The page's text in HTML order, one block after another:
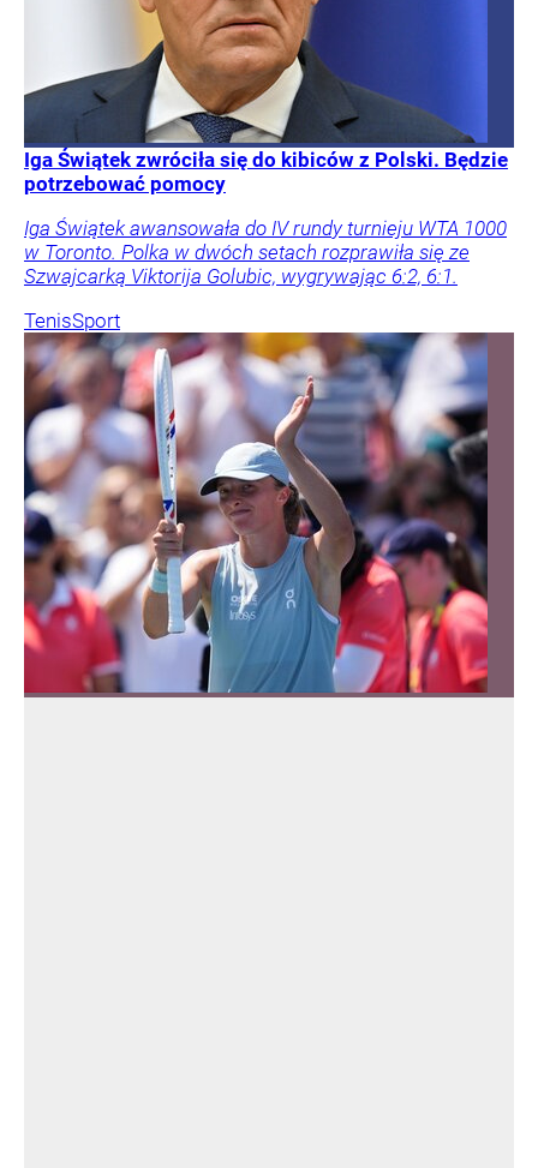
Iga Świątek zwróciła się do kibiców z Polski. Będzie
potrzebować pomocy
Iga Świątek awansowała do IV rundy turnieju WTA 1000
w Toronto. Polka w dwóch setach rozprawiła się ze
Szwajcarką Viktorija Golubic, wygrywając 6:2, 6:1.
TenisSport